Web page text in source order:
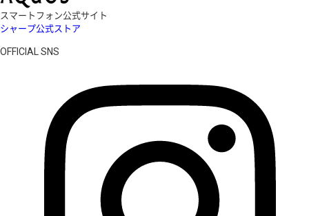
スマートフォン公式サイト
シャープ公式ストア
OFFICIAL SNS